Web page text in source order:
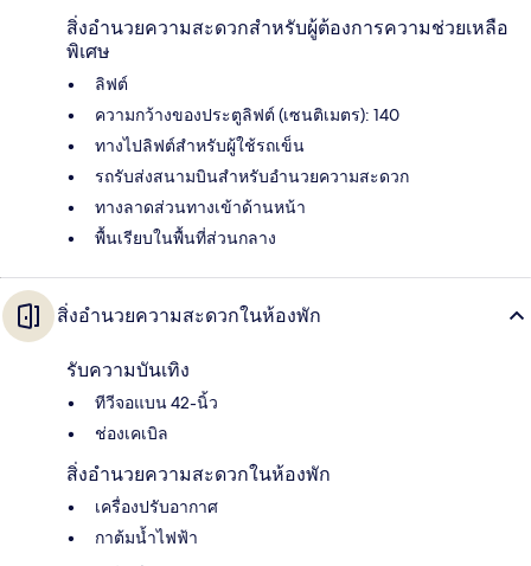
สิ่งอำนวยความสะดวกสำหรับผู้ต้องการความช่วยเหลือ
พิเศษ
ลิฟต์
ความกว้างของประตูลิฟต์ (เซนติเมตร): 140
ทางไปลิฟต์สำหรับผู้ใช้รถเข็น
รถรับส่งสนามบินสำหรับอำนวยความสะดวก
ทางลาดส่วนทางเข้าด้านหน้า
พื้นเรียบในพื้นที่ส่วนกลาง
สิ่งอำนวยความสะดวกในห้องพัก
รับความบันเทิง
ทีวีจอแบน 42-นิ้ว
ช่องเคเบิล
สิ่งอำนวยความสะดวกในห้องพัก
เครื่องปรับอากาศ
กาต้มน้ำไฟฟ้า